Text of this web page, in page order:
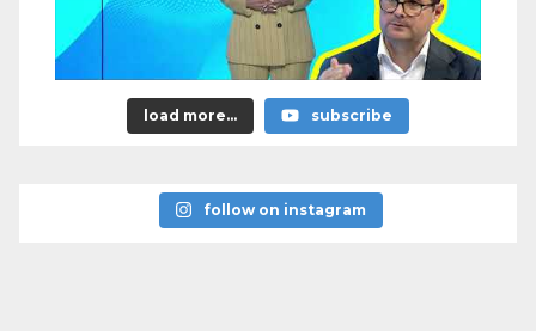
load more... subscribe
follow on instagram